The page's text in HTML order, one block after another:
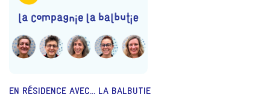
EN RÉSIDENCE AVEC... LA BALBUTIE